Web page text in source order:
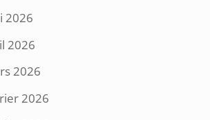
2026
2026
2026
2026